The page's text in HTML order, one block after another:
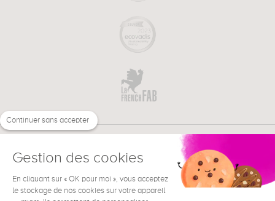
BESOIN D'AIDE ?
Continuer sans accepter
Gestion des cookies
En cliquant sur « OK pour moi », vous acceptez
le stockage de nos cookies sur votre appareil